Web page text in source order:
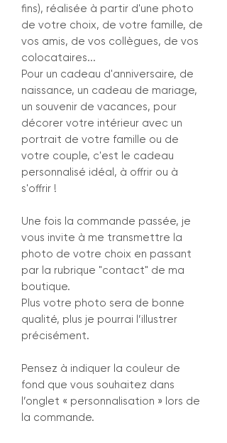
fins), réalisée à partir d'une photo
de votre choix, de votre famille, de
vos amis, de vos collègues, de vos
colocataires...
Pour un cadeau d'anniversaire, de
naissance, un cadeau de mariage,
un souvenir de vacances, pour
décorer votre intérieur avec un
portrait de votre famille ou de
votre couple, c'est le cadeau
personnalisé idéal, à offrir ou à
s'offrir !
Une fois la commande passée, je
vous invite à me transmettre la
photo de votre choix en passant
par la rubrique "contact" de ma
boutique.
Plus votre photo sera de bonne
qualité, plus je pourrai l’illustrer
précisément.
Pensez à indiquer la couleur de
fond que vous souhaitez dans
l’onglet « personnalisation » lors de
la commande.